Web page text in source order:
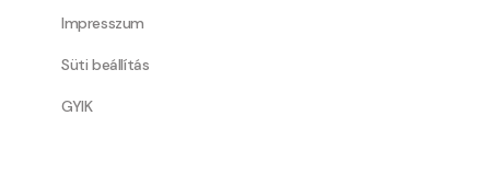
Impresszum
Süti beállítás
GYIK